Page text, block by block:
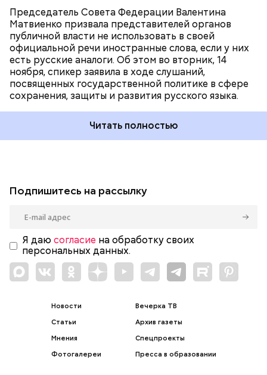
Председатель Совета Федерации Валентина
Матвиенко призвала представителей органов
публичной власти не использовать в своей
официальной речи иностранные слова, если у них
есть русские аналоги. Об этом во вторник, 14
ноября, спикер заявила в ходе слушаний,
посвященных государственной политике в сфере
сохранения, защиты и развития русского языка.
Читать полностью
Подпишитесь на рассылку
Я даю согласие на обработку своих
персональных данных.
Новости
Статьи
Мнения
Фотогалереи
Вечерка ТВ
Архив газеты
Спецпроекты
Пресса в образовании